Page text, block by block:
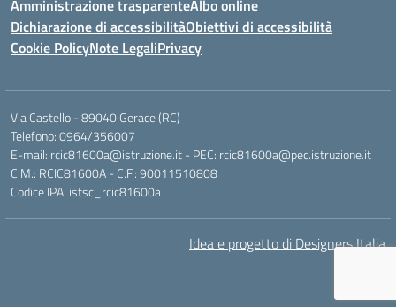
Amministrazione trasparenteAlbo online
Dichiarazione di accessibilitàObiettivi di accessibilità
Cookie PolicyNote LegaliPrivacy
Via Castello - 89040 Gerace (RC)
Telefono: 0964/356007
E-mail: rcic81600a@istruzione.it - PEC: rcic81600a@pec.istruzione.it
C.M.: RCIC81600A - C.F.: 90011510808
Codice IPA: istsc_rcic81600a
Idea e progetto di Designers Italia